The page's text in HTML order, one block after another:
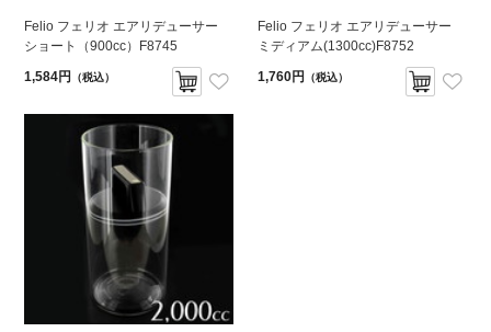
Felio フェリオ エアリデューサー
ショート（900cc）F8745
1,584円
（税込）
Felio フェリオ エアリデューサー
ミディアム(1300cc)F8752
1,760円
（税込）